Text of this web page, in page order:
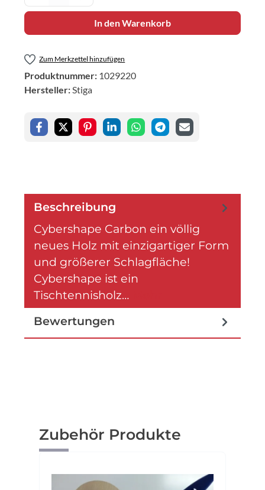
In den Warenkorb
Zum Merkzettel hinzufügen
Produktnummer: 1029220
Hersteller:Stiga
Beschreibung
Cybershape Carbon ein völlig
neues Holz mit einzigartiger Form
und größerer Schlagfläche!
Cybershape ist ein
Tischtennisholz…
Bewertungen
Produktgalerie überspringen
Zubehör Produkte